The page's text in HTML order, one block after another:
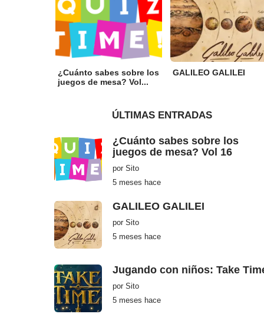
¿Cuánto sabes sobre los
juegos de mesa? Vol...
GALILEO GALILEI
ÚLTIMAS ENTRADAS
¿Cuánto sabes sobre los
juegos de mesa? Vol 16
por Sito
5 meses hace5
s
a
GALILEO GALILEI
por Sito
5 meses hace5
e
c
Jugando con niños: Take
por Sito
5 meses hace5